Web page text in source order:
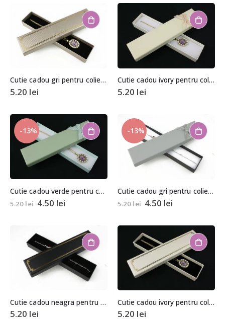
Cutie cadou gri pentru colier/bratara
5.20 lei
Cutie cadou ivory pentru colier/bratara
5.20 lei
-13%
Cutie cadou verde pentru colier/bratara
5.20lei 4.50 lei
-13%
Cutie cadou gri pentru colier/bratara
5.20lei 4.50 lei
Cutie cadou neagra pentru colier/bratara
5.20 lei
Cutie cadou ivory pentru colier/bratara
5.20 lei